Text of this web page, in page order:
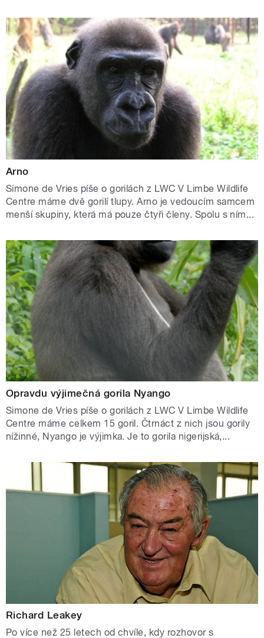
Arno
Simone de Vries píše o gorilách z LWC V Limbe Wildlife
Centre máme dvě gorilí tlupy. Arno je vedoucím samcem
menší skupiny, která má pouze čtyři členy. Spolu s ním...
Opravdu výjimečná gorila Nyango
Simone de Vries píše o gorilách z LWC V Limbe Wildlife
Centre máme celkem 15 goril. Čtrnáct z nich jsou gorily
nížinné, Nyango je výjimka. Je to gorila nigerijská,...
Richard Leakey
Po více než 25 letech od chvíle, kdy rozhovor s